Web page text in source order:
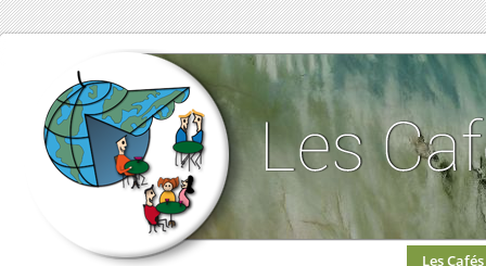
Les Cafés